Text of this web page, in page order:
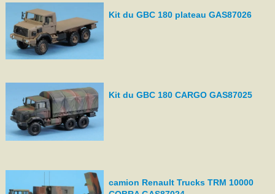
Kit du GBC 180 plateau GAS87026
Kit du GBC 180 CARGO GAS87025
camion Renault Trucks TRM 10000